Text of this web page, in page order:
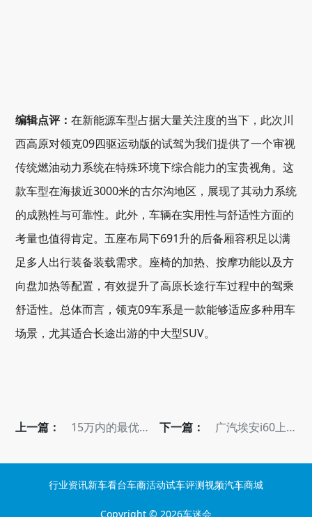
编辑点评： 在新能源车型占据大量关注度的当下，此次川
西高原对领克09四驱运动版的试驾为我们提供了一个审视
传统燃油动力系统在特殊环境下综合能力的宝贵视角。这
款车型在海拔近3000米的古尔沟地区，展现了其动力系统
的成熟性与可靠性。此外，车辆在实用性与舒适性方面的
考量也值得肯定。五座布局下691升的后备厢容积足以满
足多人出行装备装载需求。座椅的加热、按摩功能以及方
向盘加热等配置，有效提升了高原长途行车过程中的驾乘
舒适性。总体而言，领克09车系是一款能够适应多种用车
场景，尤其适合长途出游的中大型SUV。
上一篇：
15万内的最优解
途ET5
下一篇：
广汽埃安i60上
以“科技平权”重
塑10万级SUV市
场格局
行业资讯新车看台车商活动试车评测视频汽车商城
Copyright © 2026车迷会